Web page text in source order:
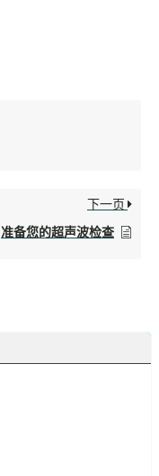
下一页
准备您的超声波检查